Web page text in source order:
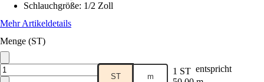
Schlauchgröße: 1/2 Zoll
Mehr Artikeldetails
Menge (ST)
ST m 1 ST entspricht